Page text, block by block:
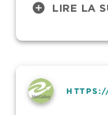
add_circle LIRE LA